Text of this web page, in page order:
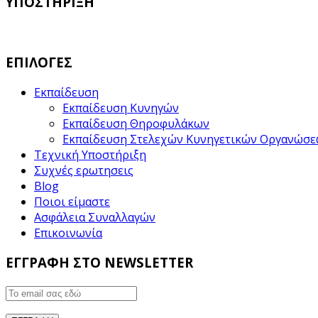
ΕΠΙΛΟΓΕΣ
Εκπαίδευση
Εκπαίδευση Κυνηγών
Εκπαίδευση Θηροφυλάκων
Εκπαίδευση Στελεχών Κυνηγετικών
Τεχνική Υποστήριξη
Συχνές ερωτησεις
Blog
Ποιοι είμαστε
Ασφάλεια Συναλλαγών
Επικοινωνία
ΕΓΓΡΑΦΗ ΣΤΟ NEWSLETTER